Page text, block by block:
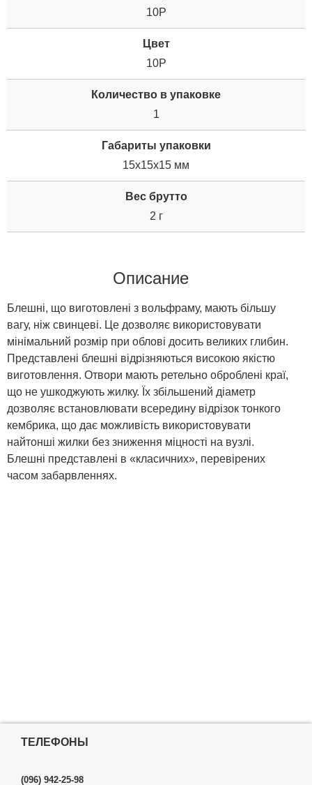
10P
Цвет
10P
Количество в упаковке
1
Габариты упаковки
15x15x15 мм
Вес брутто
2 г
Описание
Блешні, що виготовлені з вольфраму, мають більшу
вагу, ніж свинцеві. Це дозволяє використовувати
мінімальний розмір при облові досить великих глибин.
Представлені блешні відрізняються високою якістю
виготовлення. Отвори мають ретельно оброблені краї,
що не ушкоджують жилку. Їх збільшений діаметр
дозволяє встановлювати всередину відрізок тонкого
кембрика, що дає можливість використовувати
найтонші жилки без зниження міцності на вузлі.
Блешні представлені в «класичних», перевірених
часом забарвленнях.
ТЕЛЕФОНЫ
(096) 942-25-98